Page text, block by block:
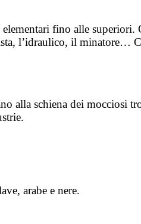
fino alle superiori.
l’idraulico, il minatore…
alla schiena dei mocciosi
arabe e nere.